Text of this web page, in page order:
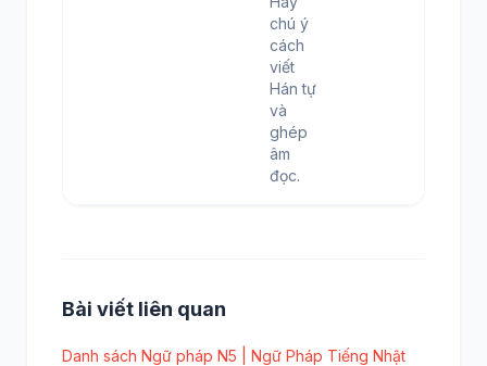
chú ý
cách
viết
Hán tự
và
ghép
âm
đọc.
Bài viết liên quan
Danh sách Ngữ pháp N5 | Ngữ Pháp Tiếng Nhật